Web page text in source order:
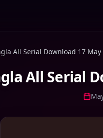
All Serial